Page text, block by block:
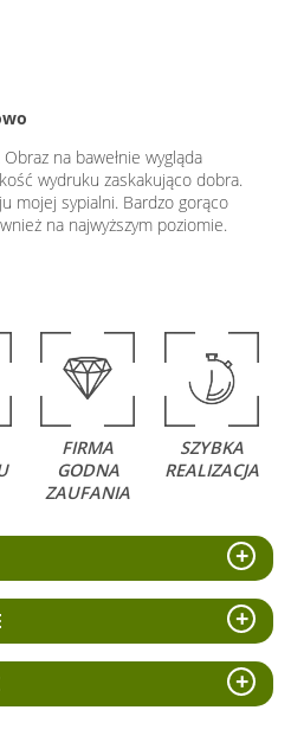
na bawełnie wygląda
wydruku zaskakująco dobra.
mojej sypialni. Bardzo gorąco
na najwyższym poziomie.
FIRMA
GODNA
ZAUFANIA
SZYBKA
REALIZACJA